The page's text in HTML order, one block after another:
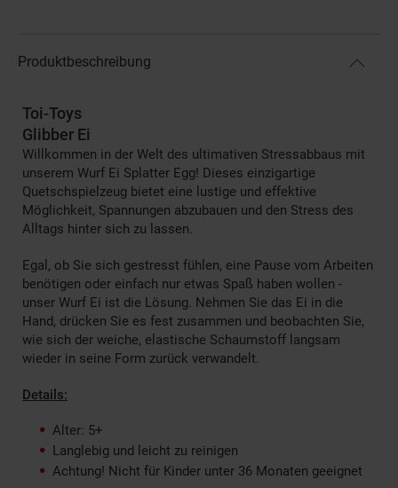
Produktbeschreibung
Toi-Toys
Glibber Ei
Willkommen in der Welt des ultimativen Stressabbaus mit
unserem Wurf Ei Splatter Egg! Dieses einzigartige
Quetschspielzeug bietet eine lustige und effektive
Möglichkeit, Spannungen abzubauen und den Stress des
Alltags hinter sich zu lassen.
Egal, ob Sie sich gestresst fühlen, eine Pause vom Arbeiten
benötigen oder einfach nur etwas Spaß haben wollen -
unser Wurf Ei ist die Lösung. Nehmen Sie das Ei in die
Hand, drücken Sie es fest zusammen und beobachten Sie,
wie sich der weiche, elastische Schaumstoff langsam
wieder in seine Form zurück verwandelt.
Details:
Alter: 5+
Langlebig und leicht zu reinigen
Achtung! Nicht für Kinder unter 36 Monaten geeignet